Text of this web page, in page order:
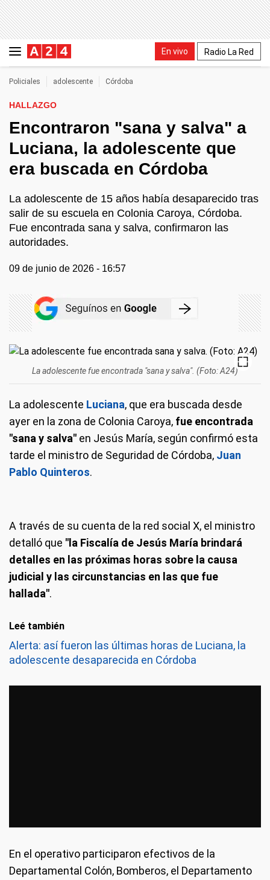
En vivo Radio La Red
Policiales adolescente Córdoba
HALLAZGO
Encontraron "sana y salva" a
Luciana, la adolescente que
era buscada en Córdoba
La adolescente de 15 años había desaparecido tras
salir de su escuela en Colonia Caroya, Córdoba.
Fue encontrada sana y salva, confirmaron las
autoridades.
09 de junio de 2026 - 16:57
La adolescente fue encontrada "sana y salva". (Foto: A24)
La adolescente Luciana, que era buscada desde
ayer en la zona de Colonia Caroya, fue encontrada
"sana y salva" en Jesús María, según confirmó esta
tarde el ministro de Seguridad de Córdoba, Juan
Pablo Quinteros.
A través de su cuenta de la red social X, el ministro
detalló que "la Fiscalía de Jesús María brindará
detalles en las próximas horas sobre la causa
judicial y las circunstancias en las que fue
hallada".
Leé también
Alerta: así fueron las últimas horas de Luciana, la
adolescente desaparecida en Córdoba
En el operativo participaron efectivos de la
Departamental Colón, Bomberos, el Departamento